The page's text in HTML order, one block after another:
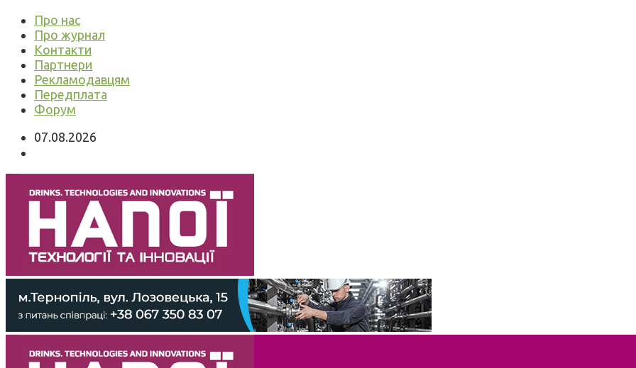
Про нас
Про журнал
Контакти
Партнери
Рекламодавцям
Передплата
Форум
07.08.2026